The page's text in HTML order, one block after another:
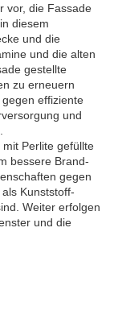
vor, die Fassade
diesem
und die
und die alten
gestellte
zu erneuern
effiziente
und
Perlite gefüllte
bessere Brand-
gegen
Kunststoff-
Weiter erfolgen
und die